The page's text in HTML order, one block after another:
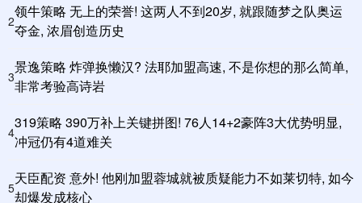
2
领牛策略 无上的荣誉! 这两人不到20岁, 就跟随梦之队奥运
夺金, 浓眉创造历史
3
景逸策略 炸弹换懒汉? 法耶加盟高速, 不是你想的那么简单,
非常考验高诗岩
4
319策略 390万补上关键拼图! 76人14+2豪阵3大优势明显,
冲冠仍有4道难关
5
天臣配资 意外! 他刚加盟蓉城就被质疑能力不如莱切特, 如今
却爆发成核心